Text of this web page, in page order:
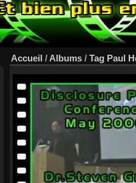
Accueil / Albums / Tag Paul